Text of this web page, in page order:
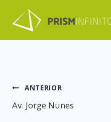
content
ANTERIOR
Av. Jorge Nunes